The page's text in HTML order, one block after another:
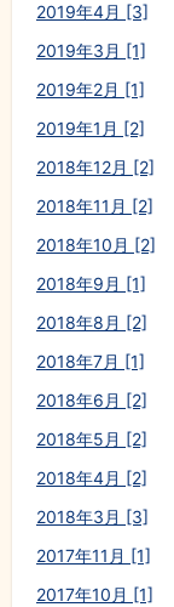
2019年4月 [3]
2019年3月 [1]
2019年2月 [1]
2019年1月 [2]
2018年12月 [2]
2018年11月 [2]
2018年10月 [2]
2018年9月 [1]
2018年8月 [2]
2018年7月 [1]
2018年6月 [2]
2018年5月 [2]
2018年4月 [2]
2018年3月 [3]
2017年11月 [1]
2017年10月 [1]